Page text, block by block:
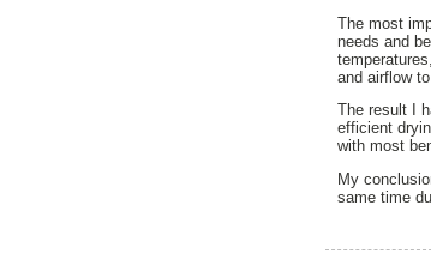
The most
needs and
and airflow
The result I
efficient
with most
My
same time